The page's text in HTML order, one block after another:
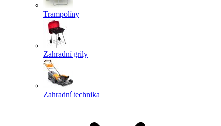
Trampolíny
Zahradní grily
Zahradní technika